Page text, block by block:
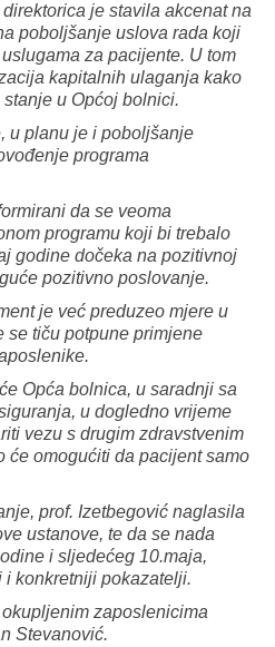
je stavila akcenat na
poboljšanje uslova rada koji
za pacijente. U tom
kapitalnih ulaganja kako
u Općoj bolnici.
u planu je i poboljšanje
programa
da se veoma
programu koji bi trebalo
godine dočeka na pozitivnoj
pozitivno poslovanje.
je već preduzeo mjere u
se tiču potpune primjene
Opća bolnica, u saradnji sa
u dogledno vrijeme
vezu s drugim zdravstvenim
će omogućiti da pacijent samo
prof. Izetbegović naglasila
ustanove, te da se nada
i sljedećeg 10.maja,
konkretniji pokazatelji.
zaposlenicima
Stevanović.